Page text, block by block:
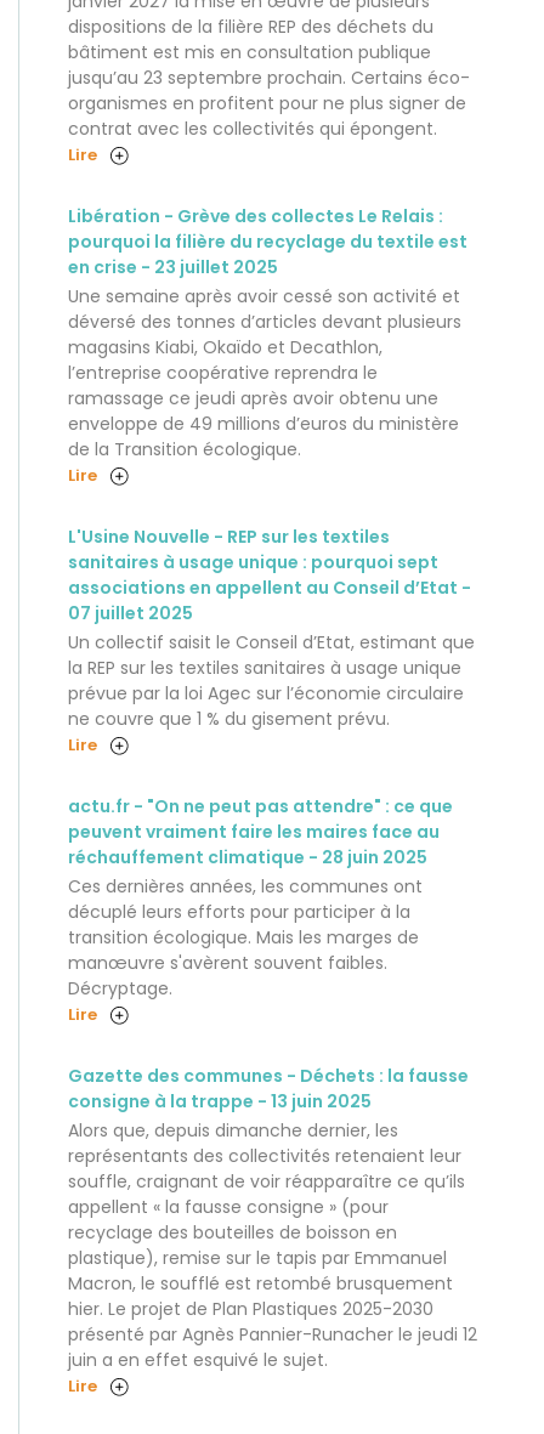
dispositions de la filière REP des déchets du
bâtiment est mis en consultation publique
jusqu’au 23 septembre prochain. Certains éco-
organismes en profitent pour ne plus signer de
contrat avec les collectivités qui épongent.
Lire
Libération - Grève des collectes Le Relais :
pourquoi la filière du recyclage du textile est
en crise - 23 juillet 2025
Une semaine après avoir cessé son activité et
déversé des tonnes d’articles devant plusieurs
magasins Kiabi, Okaïdo et Decathlon,
l’entreprise coopérative reprendra le
ramassage ce jeudi après avoir obtenu une
enveloppe de 49 millions d’euros du ministère
de la Transition écologique.
Lire
L'Usine Nouvelle - REP sur les textiles
sanitaires à usage unique : pourquoi sept
associations en appellent au Conseil d’Etat -
07 juillet 2025
Un collectif saisit le Conseil d’Etat, estimant que
la REP sur les textiles sanitaires à usage unique
prévue par la loi Agec sur l’économie circulaire
ne couvre que 1 % du gisement prévu.
Lire
actu.fr - "On ne peut pas attendre" : ce que
peuvent vraiment faire les maires face au
réchauffement climatique - 28 juin 2025
Ces dernières années, les communes ont
décuplé leurs efforts pour participer à la
transition écologique. Mais les marges de
manœuvre s'avèrent souvent faibles.
Décryptage.
Lire
Gazette des communes - Déchets : la fausse
consigne à la trappe - 13 juin 2025
Alors que, depuis dimanche dernier, les
représentants des collectivités retenaient leur
souffle, craignant de voir réapparaître ce qu’ils
appellent « la fausse consigne » (pour
recyclage des bouteilles de boisson en
plastique), remise sur le tapis par Emmanuel
Macron, le soufflé est retombé brusquement
hier. Le projet de Plan Plastiques 2025-2030
présenté par Agnès Pannier-Runacher le jeudi 12
juin a en effet esquivé le sujet.
Lire